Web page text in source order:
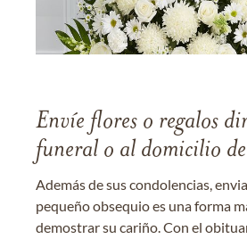
Envíe flores o regalos
funeral o al domicilio
Además de sus condolencias,
pequeño obsequio es una forma
demostrar su cariño. Con el